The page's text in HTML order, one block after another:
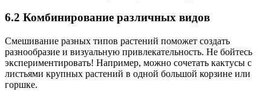
6.2 Комбинирование различных видов
Смешивание разных типов растений поможет создать
разнообразие и визуальную привлекательность. Не бойтесь
экспериментировать! Например, можно сочетать кактусы с
листьями крупных растений в одной большой корзине или
горшке.